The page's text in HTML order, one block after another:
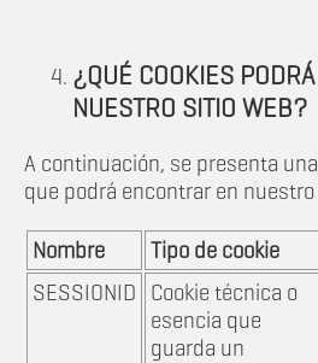
¿QUÉ COOKIES
NUESTRO SITIO WEB?
A continuación, se presenta
que podrá encontrar en
Nombre Tipo de cookie
SESSIONID
Cookie técnica o
esencia que
guarda un